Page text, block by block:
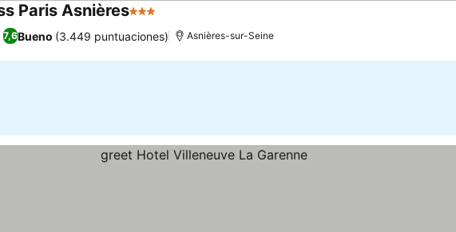
Paris Asnières3 Estrellas
7,6Bueno (3.449 puntuaciones) Asnières-sur-Seine